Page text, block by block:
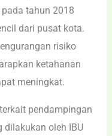
tahun 2018
dari pusat kota.
risiko
ketahanan
meningkat.
pendampingan
dilakukan oleh IBU